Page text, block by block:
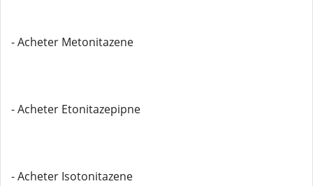
- Acheter Metonitazene
- Acheter Etonitazepipne
- Acheter Isotonitazene